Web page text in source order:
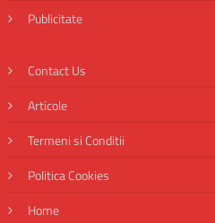
Publicitate
Contact Us
Articole
Termeni si Conditii
Politica Cookies
Home